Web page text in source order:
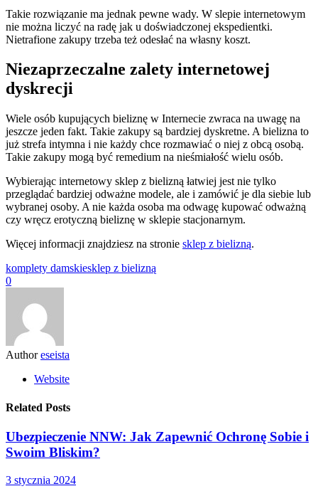
Takie rozwiązanie ma jednak pewne wady. W slepie internetowym
nie można liczyć na radę jak u doświadczonej ekspedientki.
Nietrafione zakupy trzeba też odesłać na własny koszt.
Niezaprzeczalne zalety internetowej
dyskrecji
Wiele osób kupujących bieliznę w Internecie zwraca na uwagę na
jeszcze jeden fakt. Takie zakupy są bardziej dyskretne. A bielizna to
już strefa intymna i nie każdy chce rozmawiać o niej z obcą osobą.
Takie zakupy mogą być remedium na nieśmiałość wielu osób.
Wybierając internetowy sklep z bielizną łatwiej jest nie tylko
przeglądać bardziej odważne modele, ale i zamówić je dla siebie lub
wybranej osoby. A nie każda osoba ma odwagę kupować odważną
czy wręcz erotyczną bieliznę w sklepie stacjonarnym.
Więcej informacji znajdziesz na stronie sklep z bielizną.
komplety damskiesklep z bielizną
0
Author eseista
Website
Related Posts
Ubezpieczenie NNW: Jak Zapewnić Ochronę Sobie i
Swoim Bliskim?
3 stycznia 2024